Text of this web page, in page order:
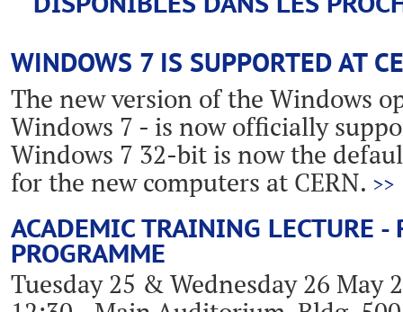
WINDOWS 7 IS SUPPORTED AT
The new version of the Windows
Windows 7 - is now officially
Windows 7 32-bit is now the
for the new computers at CERN. >>
ACADEMIC TRAINING LECTURE -
PROGRAMME
Tuesday 25 & Wednesday 26 May